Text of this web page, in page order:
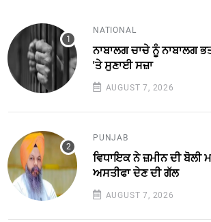
NATIONAL
ਨਾਬਾਲਗ ਚਾਚੇ ਨੂੰ ਨਾਬਾਲਗ
'ਤੇ ਸੁਣਾਈ ਸਜ਼ਾ
AUGUST 7, 2026
PUNJAB
ਵਿਧਾਇਕ ਨੇ ਜ਼ਮੀਨ ਦੀ ਬੋਲੀ
ਅਸਤੀਫਾ ਦੇਣ ਦੀ ਗੱਲ
AUGUST 7, 2026